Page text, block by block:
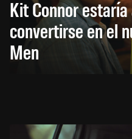
Kit Connor
convertirse en el
Men